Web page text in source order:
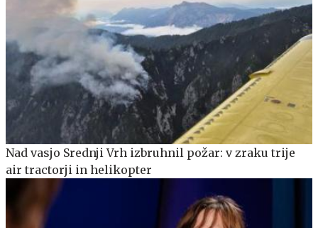
Nad vasjo Srednji Vrh izbruhnil požar: v zraku trije
air tractorji in helikopter